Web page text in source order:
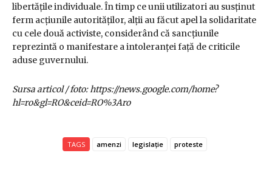
libertățile individuale. În timp ce unii utilizatori au susținut
ferm acțiunile autorităților, alții au făcut apel la solidaritate
cu cele două activiste, considerând că sancțiunile
reprezintă o manifestare a intoleranței față de criticile
aduse guvernului.
Sursa articol / foto: https://news.google.com/home?
hl=ro&gl=RO&ceid=RO%3Aro
TAGS amenzi legislație proteste